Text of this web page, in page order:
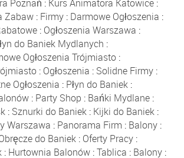
Poznań : Kurs Animatora Katowice :
Zabaw : Firmy : Darmowe Ogłoszenia :
: Ogłoszenia Warszawa :
do Baniek Mydlanych :
Ogłoszenia Trójmiasto :
: Ogłoszenia : Solidne Firmy :
Ogłoszenia : Płyn do Baniek:
: Party Shop : Bańki Mydlane :
: Sznurki do Baniek : Kijki do Baniek :
Warszawa : Panorama Firm : Balony :
do Baniek: Oferty Pracy:
: Hurtownia Balonów:Tablica : Balony: